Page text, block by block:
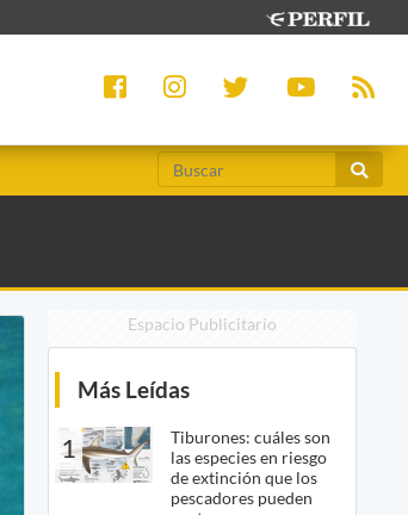
Espacio Publicitario
Más Leídas
1
Tiburones: cuáles son
las especies en riesgo
de extinción que los
pescadores pueden